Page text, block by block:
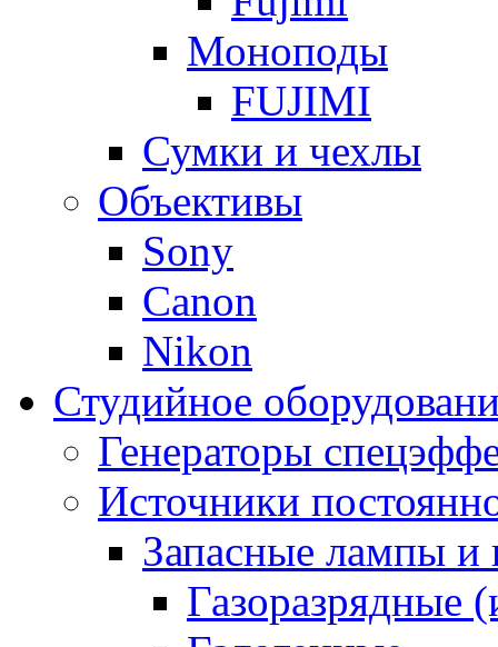
Моноподы
FUJIMI
Сумки и чехлы
Объективы
Sony
Canon
Nikon
Студийное
Генераторы
Источники
Запасные лампы и
Газоразрядные